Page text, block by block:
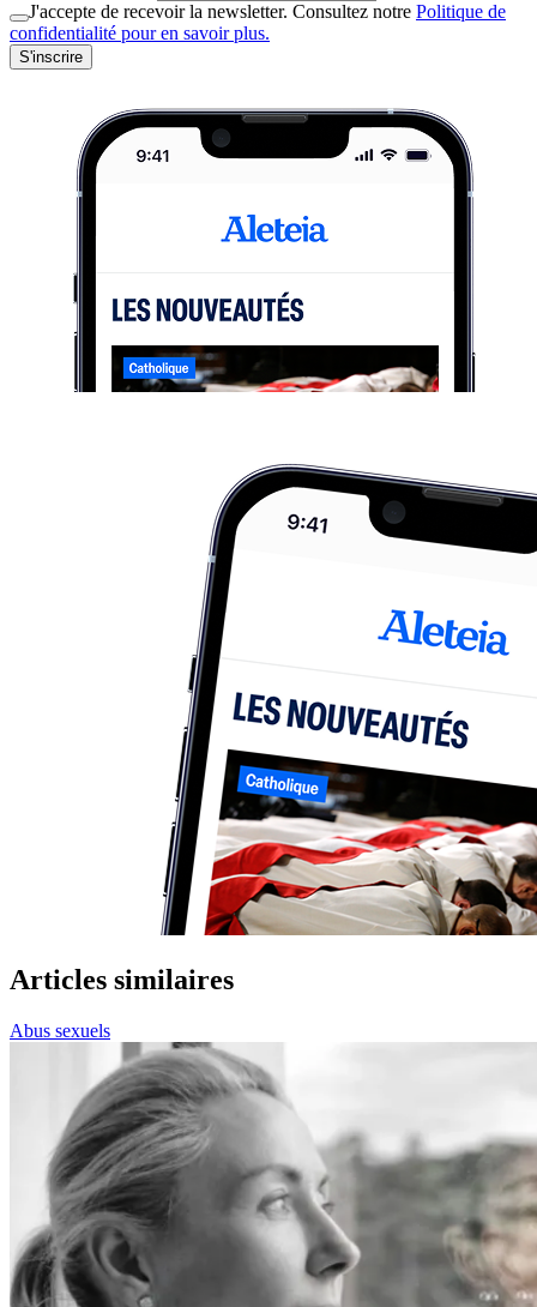
J'accepte de recevoir la newsletter. Consultez notre Politique de
confidentialité pour en savoir plus.
S'inscrire
Articles similaires
Abus sexuels